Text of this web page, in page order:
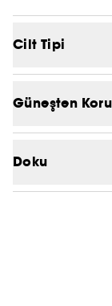
Cilt Tipi
Her cilt tipi
Güneşten
Doku